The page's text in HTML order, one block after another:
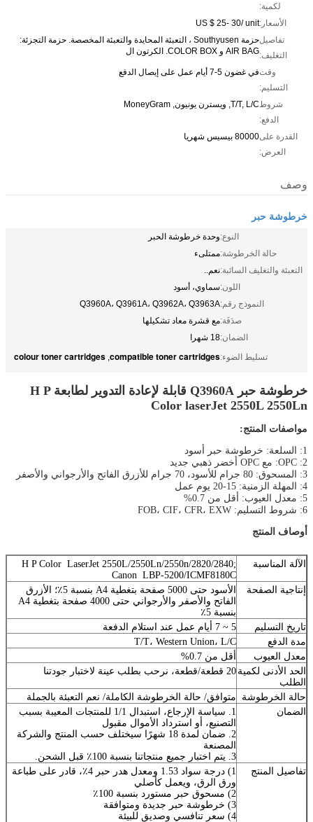
لكمية:
الأسعار:US $ 25- 30/ unit
تفاصيل
التغليف:
حزمة Southyusen ، التعبئة المحايدة والتعبئة المخصصة. حزمة التجزئة:
AIR BAG و COLOR BOX. الكرتون ال
وقت
التسليم:
في غضون 5-7 أيام عمل على إيصال الدفع
شروط
الدفع:
T/T, L/C, ويسترن يونيون, MoneyGram
القدرة على
العرض:
80000 بيسيس شهريا
وصف
خرطوشة حبر
النوع:وحدة خرطوشة الحبر
حالة الخرطوشة:ممتلىء
التعبئة والتغليف السائبة:نعم..
اللون:سماوي، أسود
النموذج رقم:Q3960A، Q3961A، Q3962A، Q3963A
صدَفَة:مع قشرة معاد تشكيلها
الضمان:18 شهرا
تسليط الضوء:compatible toner cartridges
,
colour toner cartridges
خرطوشة حبر Q3960A قابلة لإعادة التدوير لطابعة H P
Color laserJet 2550L 2550Ln
مواصفات المنتج:
1: السلعة: خرطوشة حبر أسود
2: OPC: مع OPC أخضر ذهبي جديد
3: المسحوق: 80 جرام للأسود، 70 جرام للأزرق الفاتح والأرجواني والأصفر
4: المهلة الزمنية: 15-20 يوم عمل
5: معدل العيوب: أقل من 0.7%
6: شروط التسليم: FOB، CIF، CFR، EXW
أوصاف المنتج
الآلة المناسبة
H P Color LaserJet 2550L/2550Ln/2550n/2820/2840;
Canon LBP-5200/ICMF8180C
إنتاجية الصفحة
الأسود حتى 5000 صفحة بتغطية A4 بنسبة 5٪؛ الأزرق
الفاتح والأصفر والأرجواني حتى 4000 صفحة بتغطية A4
بنسبة 5٪
تاريخ التسليم
5 ~ 7 أيام عمل عند استلام الدفعة
مدة الدفع
T/T، Western Union، L/C
معدل العيوب
أقل من 0.7%
الحد الأدنى لكمية
الطلب
20 قطعة/قطعة، نرحب بطلب عينة لاختبار جودتنا
حالة الخرطوشة
متوافق/ حالة الخرطوشة الكاملة/ نعم التعبئة بالجملة
الضمان
1. سياسة الإرجاع، استبدال 1/1 للمنتجات المعيبة بسبب
التصنيع، أو استرداد الأموال مقبول
2. ضمان لمدة 18 شهرًا سيختلف حسب المنتج والشركة
المصنعة
3. يتم اختبار جميع منتجاتنا بنسبة 100٪ قبل الشحن.
تفاصيل المنتج
1) درجة سواد 1.53 ومعدل هدر حبر 4٪، قادر على طباعة
ورق الرق، ويعمل كأصلي
2) مسحوق حبر مستورد بنسبة 100٪
3) خرطوشة حبر جديدة ومتوافقة
4) سعر تنافسي وصديق للبيئة